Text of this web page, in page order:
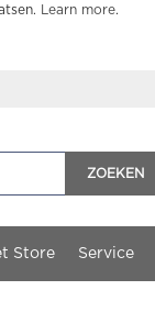
Learn more.
ZOEKEN
Store Service